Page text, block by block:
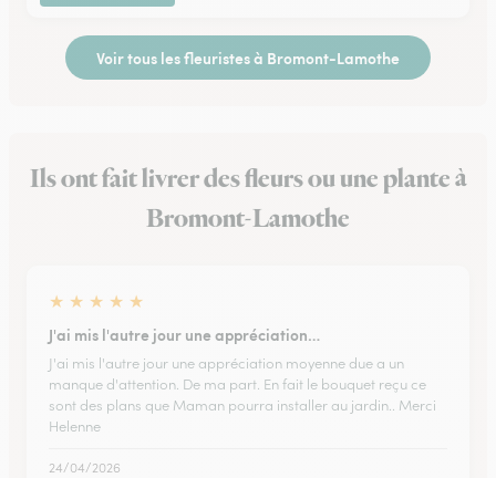
Voir tous les fleuristes à Bromont-Lamothe
Ils ont fait livrer des fleurs ou une plante à
Bromont-Lamothe
★ ★ ★ ★ ★
J'ai mis l'autre jour une appréciation…
J'ai mis l'autre jour une appréciation moyenne due a un
manque d'attention. De ma part. En fait le bouquet reçu ce
sont des plans que Maman pourra installer au jardin.. Merci
Helenne
24/04/2026